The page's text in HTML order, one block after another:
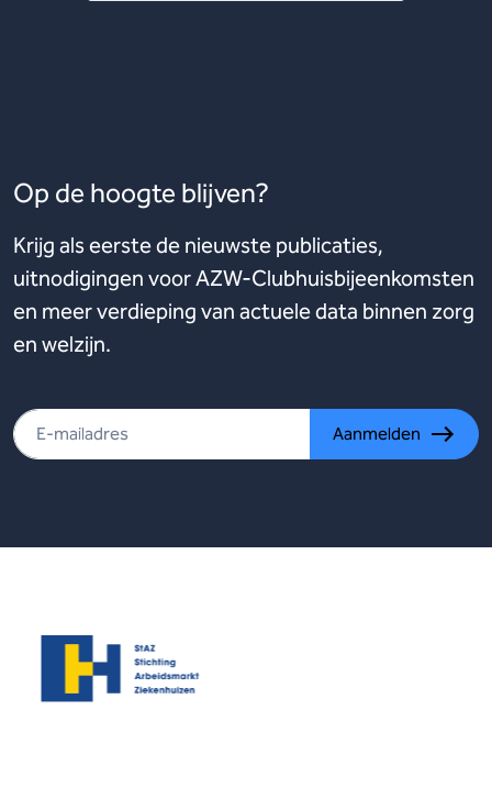
Op de hoogte blijven?
Krijg als eerste de nieuwste publicaties,
uitnodigingen voor AZW-Clubhuisbijeenkomsten
en meer verdieping van actuele data binnen zorg
en welzijn.
Aanmelden